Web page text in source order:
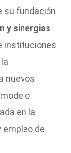
su fundación
y sinergias
instituciones
nuevos
en la
empleo de